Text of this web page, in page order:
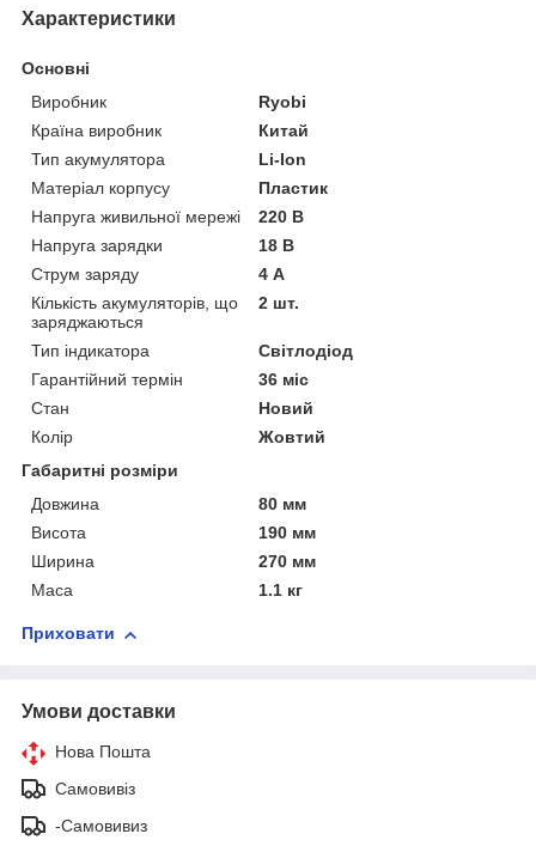
Характеристики
Основні
Виробник
Ryobi
Країна виробник
Китай
Тип акумулятора
Li-Ion
Матеріал корпусу
Пластик
Напруга живильної мережі
220 В
Напруга зарядки
18 В
Струм заряду
4 А
Кількість акумуляторів, що
заряджаються
2 шт.
Тип індикатора
Світлодіод
Гарантійний термін
36 міс
Стан
Новий
Колір
Жовтий
Габаритні розміри
Довжина
80 мм
Висота
190 мм
Ширина
270 мм
Маса
1.1 кг
Приховати
Умови доставки
Нова Пошта
Самовивіз
-Самовивиз